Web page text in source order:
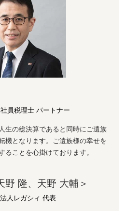
員税理士 パートナー
生の総決算であると同時にご遺族
機となります。ご遺族様の幸せを
ることを心掛けております。
隆、天野 大輔＞
人レガシィ 代表